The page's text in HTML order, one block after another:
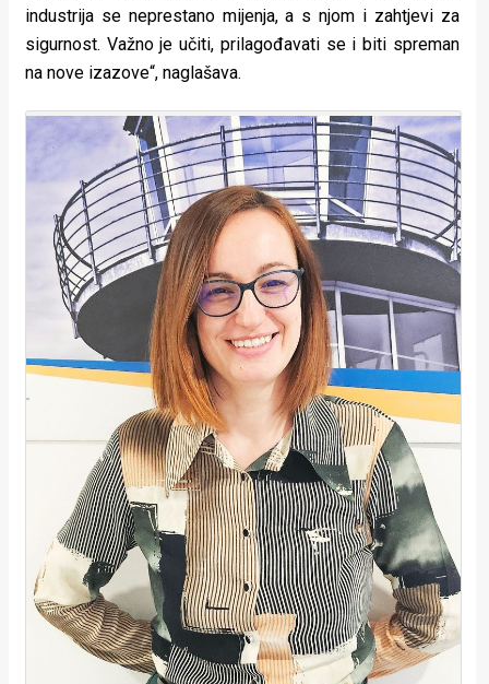
industrija se neprestano mijenja, a s njom i zahtjevi za
sigurnost. Važno je učiti, prilagođavati se i biti spreman
na nove izazove“, naglašava.